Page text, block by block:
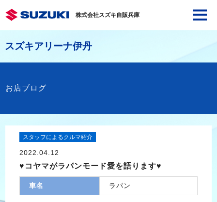
株式会社スズキ自販兵庫
スズキアリーナ伊丹
お店ブログ
スタッフによるクルマ紹介
2022.04.12
♥コヤマがラパンモード愛を語ります♥
車名 ラパン